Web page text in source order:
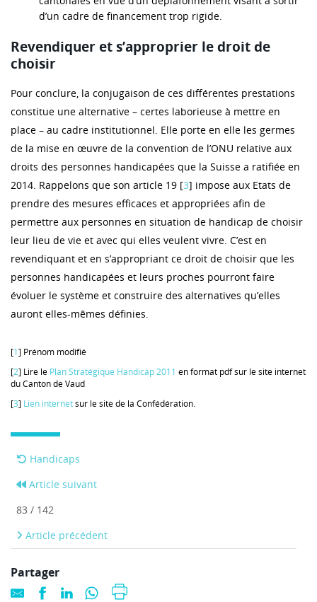
d’un cadre de financement trop rigide.
Revendiquer et s’approprier le droit de
choisir
Pour conclure, la conjugaison de ces différentes prestations
constitue une alternative – certes laborieuse à mettre en
place – au cadre institutionnel. Elle porte en elle les germes
de la mise en œuvre de la convention de l’ONU relative aux
droits des personnes handicapées que la Suisse a ratifiée en
2014. Rappelons que son article 19 [3] impose aux Etats de
prendre des mesures efficaces et appropriées afin de
permettre aux personnes en situation de handicap de choisir
leur lieu de vie et avec qui elles veulent vivre. C’est en
revendiquant et en s’appropriant ce droit de choisir que les
personnes handicapées et leurs proches pourront faire
évoluer le système et construire des alternatives qu’elles
auront elles-mêmes définies.
[1] Prénom modifié
[2] Lire le Plan Stratégique Handicap 2011 en format pdf sur le site internet
du Canton de Vaud
[3] Lien internetsur le site de la Confédération.
Handicaps
Article suivant
83 / 142
Article précédent
Partager